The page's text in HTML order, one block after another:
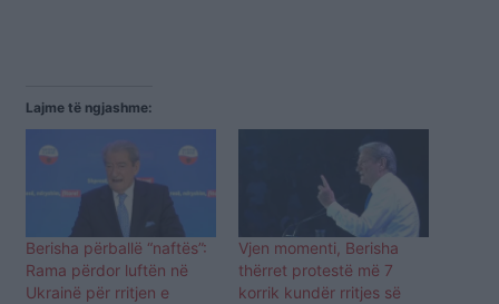
Lajme të ngjashme:
Berisha përballë “naftës”:
Rama përdor luftën në
Ukrainë për rritjen e
Vjen momenti, Berisha
thërret protestë më 7
korrik kundër rritjes së